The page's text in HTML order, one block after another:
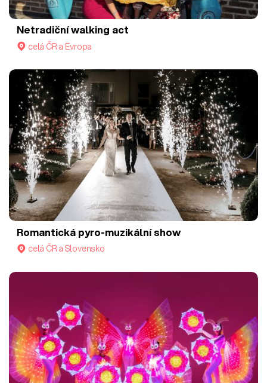
Netradiční walking act
celá ČR a Evropa
Romantická pyro-muzikální show
celá ČR a Slovensko